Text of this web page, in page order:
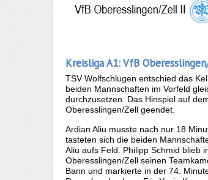
Kreisliga A1: VfB
TSV Wolfschlugen entschied das
beiden Mannschaften im Vorfeld
durchzusetzen. Das Hinspiel auf
Oberesslingen/Zell geendet.
Ardian Aliu musste nach nur 18
tasteten sich die beiden
Aliu aufs Feld. Philipp Schmid blieb
Oberesslingen/Zell seinen
Bann und markierte in der 74.